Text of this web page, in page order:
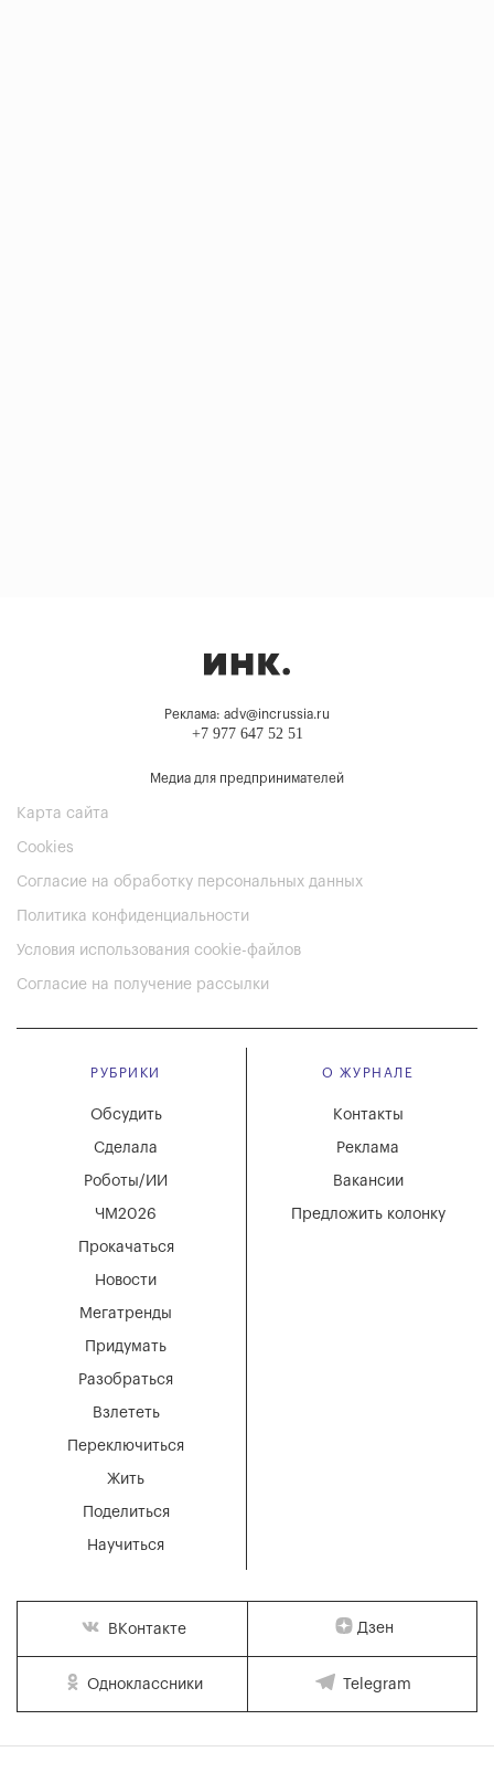
Реклама: adv@incrussia.ru
+7 977 647 52 51
Медиа для предпринимателей
Карта сайта
Cookies
Согласие на обработку персональных данных
Политика конфиденциальности
Условия использования cookie-файлов
Согласие на получение рассылки
РУБРИКИ
Мегатренды
Придумать
Разобраться
Взлететь
Новости
Переключиться
Жить
Поделиться
Научиться
Обсудить
Сделала
Роботы/ИИ
ЧМ2026
Прокачаться
О ЖУРНАЛЕ
Вакансии
Реклама
Контакты
Предложить колонку
ВКонтакте Дзен
Одноклассники Telegram